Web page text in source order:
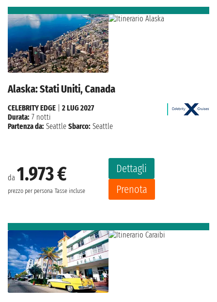
Alaska: Stati Uniti, Canada
da 1.973 €
prezzo per persona Tasse incluse
Dettagli
Prenota
CELEBRITY EDGE
2 LUG 2027
Durata: 7 notti
Partenza da: Seattle Sbarco: Seattle